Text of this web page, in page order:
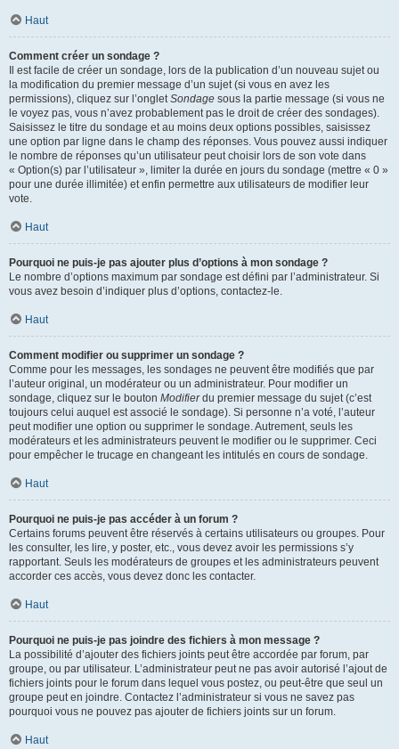
Haut
Comment créer un sondage ?
Il est facile de créer un sondage, lors de la publication d’un nouveau sujet ou
la modification du premier message d’un sujet (si vous en avez les
permissions), cliquez sur l’ongletSondage sous la partie message (si vous ne
le voyez pas, vous n’avez probablement pas le droit de créer des sondages).
Saisissez le titre du sondage et au moins deux options possibles, saisissez
une option par ligne dans le champ des réponses. Vous pouvez aussi indiquer
le nombre de réponses qu’un utilisateur peut choisir lors de son vote dans
« Option(s) par l’utilisateur », limiter la durée en jours du sondage (mettre « 0 »
pour une durée illimitée) et enfin permettre aux utilisateurs de modifier leur
vote.
Haut
Pourquoi ne puis-je pas ajouter plus d’options à mon sondage ?
Le nombre d’options maximum par sondage est défini par l’administrateur. Si
vous avez besoin d’indiquer plus d’options, contactez-le.
Haut
Comment modifier ou supprimer un sondage ?
Comme pour les messages, les sondages ne peuvent être modifiés que par
l’auteur original, un modérateur ou un administrateur. Pour modifier un
sondage, cliquez sur le bouton Modifierdu premier message du sujet (c’est
toujours celui auquel est associé le sondage). Si personne n’a voté, l’auteur
peut modifier une option ou supprimer le sondage. Autrement, seuls les
modérateurs et les administrateurs peuvent le modifier ou le supprimer. Ceci
pour empêcher le trucage en changeant les intitulés en cours de sondage.
Haut
Pourquoi ne puis-je pas accéder à un forum ?
Certains forums peuvent être réservés à certains utilisateurs ou groupes. Pour
les consulter, les lire, y poster, etc., vous devez avoir les permissions s’y
rapportant. Seuls les modérateurs de groupes et les administrateurs peuvent
accorder ces accès, vous devez donc les contacter.
Haut
Pourquoi ne puis-je pas joindre des fichiers à mon message ?
La possibilité d’ajouter des fichiers joints peut être accordée par forum, par
groupe, ou par utilisateur. L’administrateur peut ne pas avoir autorisé l’ajout de
fichiers joints pour le forum dans lequel vous postez, ou peut-être que seul un
groupe peut en joindre. Contactez l’administrateur si vous ne savez pas
pourquoi vous ne pouvez pas ajouter de fichiers joints sur un forum.
Haut